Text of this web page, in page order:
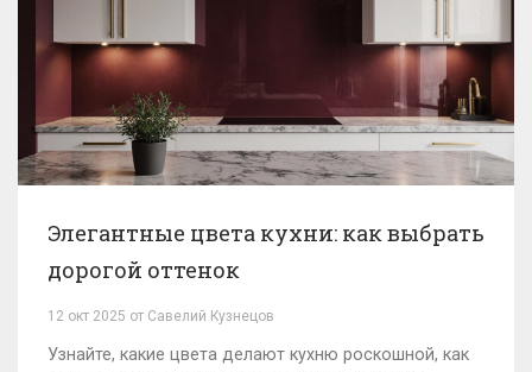
Элегантные цвета кухни: как выбрать
дорогой оттенок
12 окт 2025 от Савелий Кузнецов
Узнайте, какие цвета делают кухню роскошной, как